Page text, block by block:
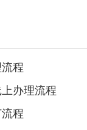
程
办理流程
程